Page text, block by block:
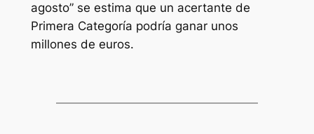
agosto” se estima que un acertante de
Primera Categoría podría ganar unos
millones de euros.